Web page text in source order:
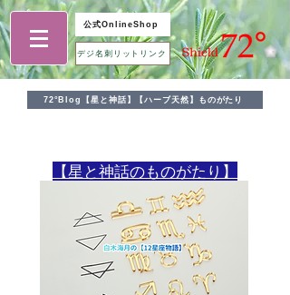
公式OnlineShop
デジ名刺リットリンク
72°Blog【星と神話】【ハーブ天然】ものがたり
​【星と神話のものがたり】